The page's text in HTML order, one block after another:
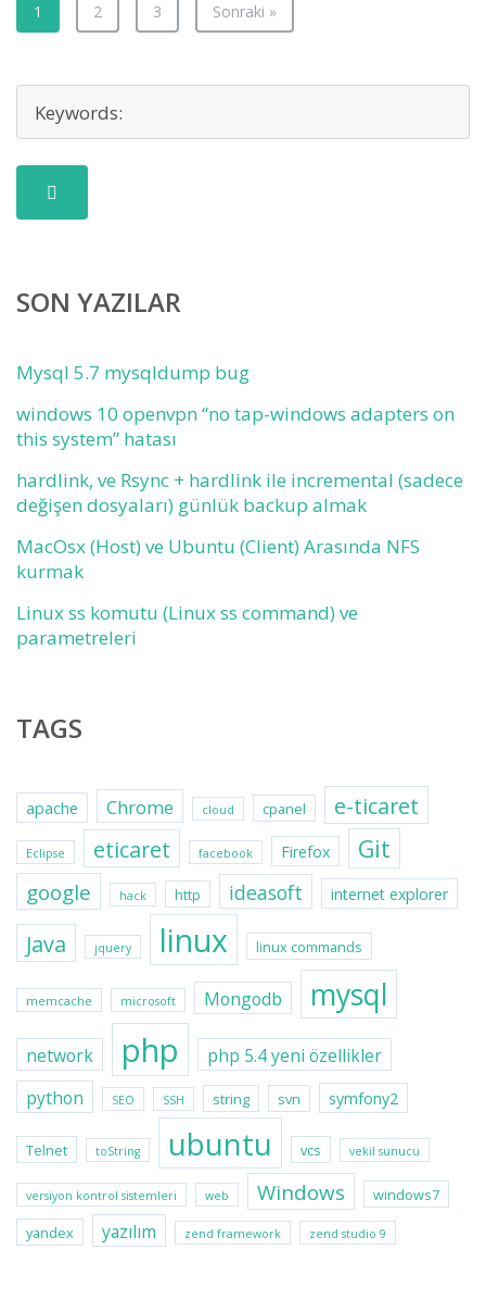
1 2 3 Sonraki »
SON YAZILAR
Mysql 5.7 mysqldump bug
windows 10 openvpn “no tap-windows adapters on
this system” hatası
hardlink, ve Rsync + hardlink ile incremental (sadece
değişen dosyaları) günlük backup almak
MacOsx (Host) ve Ubuntu (Client) Arasında NFS
kurmak
Linux ss komutu (Linux ss command) ve
parametreleri
TAGS
apache Chrome cloud cpanel e-ticaret
Eclipse eticaret facebook Firefox Git
google hack http ideasoft internet explorer
Java jquery linux linux commands
memcache microsoft Mongodb mysql
network php
php 5.4 yeni özellikler
python
SEO SSH string svn symfony2
Telnet toString ubuntu vcs vekil sunucu
versiyon kontrol sistemleri web Windows
windows7
yandex
yazılım zend framework zend studio 9